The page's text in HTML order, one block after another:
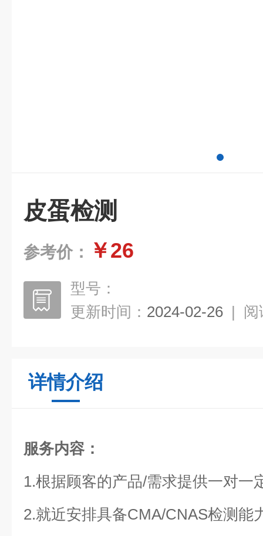
皮蛋检测
参考价： ￥26
型号：
更新时间： 2024-02-26 | 阅
详情介绍
服务内容：
1.根据顾客的产品/需求提供一对一
2.就近安排具备CMA/CNAS检测能